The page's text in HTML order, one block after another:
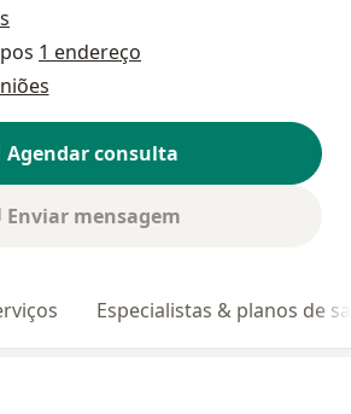
1 endereço
Agendar consulta
Enviar mensagem
Especialistas & planos de